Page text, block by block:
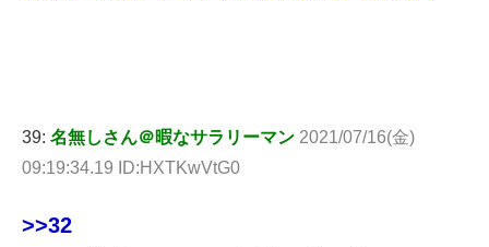
39: 名無しさん＠暇なサラリーマン 2021/07/16(金)
09:19:34.19 ID:HXTKwVtG0
>>32